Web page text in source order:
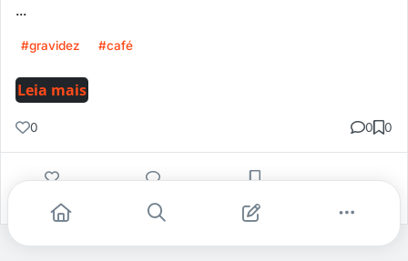
...
#gravidez #café
Leia mais
0 0 0
Gostei Comentar